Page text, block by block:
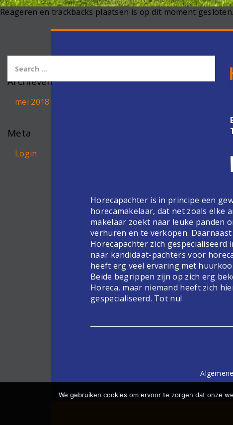
Reageren en trackbacks plaatsen is op dit moment gesloten.
Archieven
mei 2018
Meta
Login
Horecapachter is in principe een
horecamakelaar, dat net zoals elke
makelaar zoekt naar leuke panden
verhuren en te verkopen.
Horecapachter zich gespecialiseerd
naar kandidaat-pachters voor
heeft erg veel ervaring met
Beide begrippen zijn op zich erg
Horeca, maar niemand heeft zich
gespecialiseerd. Tot nu!
We gebruiken cookies om ervoor te zorgen dat onze